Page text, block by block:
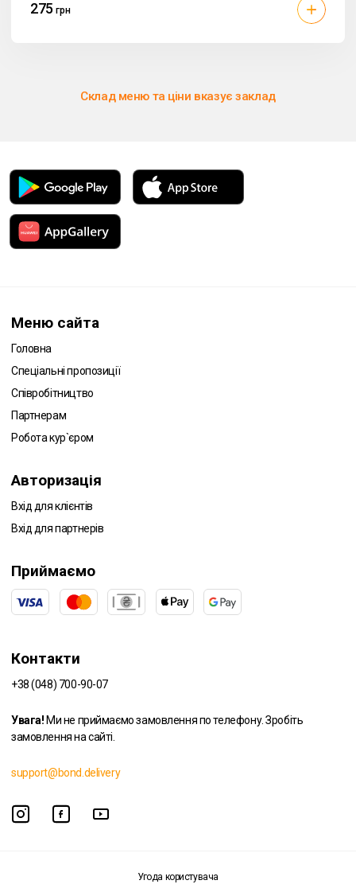
275 грн
Склад меню та ціни вказує заклад
Меню сайта
Головна
Спеціальні пропозиції
Співробітництво
Партнерам
Робота кур`єром
Авторизація
Вхід для клієнтів
Вхід для партнерів
Приймаємо
Контакти
+38 (048) 700-90-07
Увага! Ми не приймаємо замовлення по телефону. Зробіть
замовлення на сайті.
support@bond.delivery
Угода користувача